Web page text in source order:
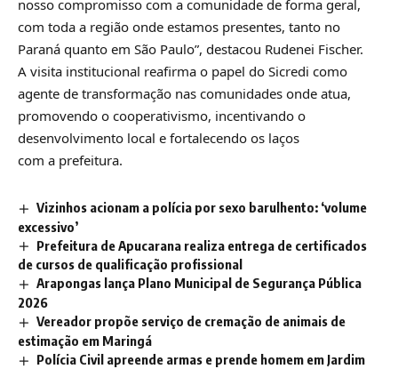
nosso compromisso com a comunidade de forma geral,
com toda a região onde estamos presentes, tanto no
Paraná quanto em São Paulo”, destacou Rudenei Fischer.
A visita institucional reafirma o papel do Sicredi como
agente de transformação nas comunidades onde atua,
promovendo o cooperativismo, incentivando o
desenvolvimento local e fortalecendo os laços
com a prefeitura.
Vizinhos acionam a polícia por sexo barulhento: ‘volume
excessivo’
Prefeitura de Apucarana realiza entrega de certificados
de cursos de qualificação profissional
Arapongas lança Plano Municipal de Segurança Pública
2026
Vereador propõe serviço de cremação de animais de
estimação em Maringá
Polícia Civil apreende armas e prende homem em Jardim